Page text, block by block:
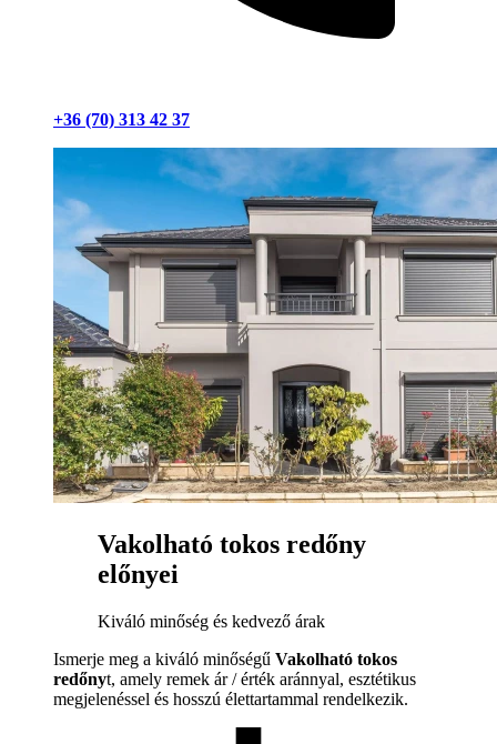
+36 (70) 313 42 37
Vakolható tokos redőny
előnyei
Kiváló minőség és kedvező árak
Ismerje meg a kiváló minőségű Vakolható tokos
redőnyt, amely remek ár / érték aránnyal, esztétikus
megjelenéssel és hosszú élettartammal rendelkezik.